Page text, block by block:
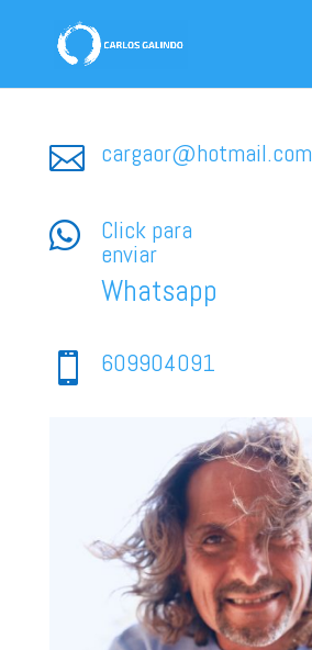
 cargaor@hotmail.com
 Click para
enviar
Whatsapp
 609904091